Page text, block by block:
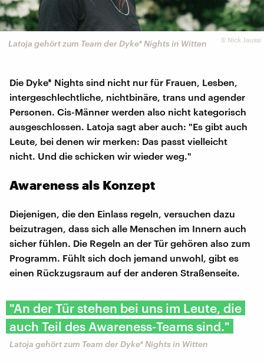
© Nick Jaussi
Latoja gehört zum Team der Dyke* Nights in Witten
Die Dyke* Nights sind nicht nur für Frauen, Lesben,
intergeschlechtliche, nichtbinäre, trans und agender
Personen. Cis-Männer werden also nicht kategorisch
ausgeschlossen. Latoja sagt aber auch: "Es gibt auch
Leute, bei denen wir merken: Das passt vielleicht
nicht. Und die schicken wir wieder weg."
Awareness als Konzept
Diejenigen, die den Einlass regeln, versuchen dazu
beizutragen, dass sich alle Menschen im Innern auch
sicher fühlen. Die Regeln an der Tür gehören also zum
Programm. Fühlt sich doch jemand unwohl, gibt es
einen Rückzugsraum auf der anderen Straßenseite.
"An der Tür stehen bei uns im Leute, die
auch Teil des Awareness-Teams sind."
Latoja gehört zum Team der Dyke* Nights in Witten